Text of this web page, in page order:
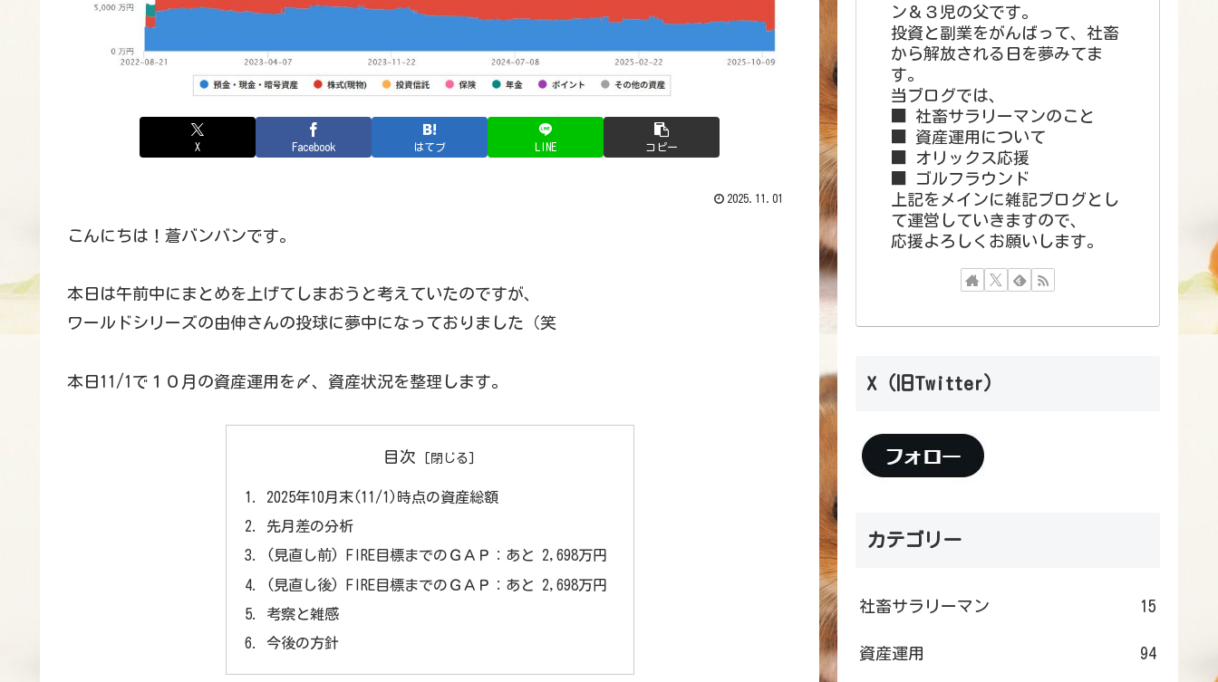
X Facebook はてブ LINE コピー
2025.11.01
こんにちは！蒼バンバンです。
本日は午前中にまとめを上げてしまおうと考えていたのですが、
ワールドシリーズの由伸さんの投球に夢中になっておりました（笑
本日11/1で１０月の資産運用を〆、資産状況を整理します。
目次
2025年10月末(11/1)時点の資産総額
先月差の分析
(見直し前) FIRE目標までのＧＡＰ：あと 2,698万円
(見直し後) FIRE目標までのＧＡＰ：あと 2,698万円
考察と雑感
今後の方針
ン＆３児の父です。
投資と副業をがんばって、社畜
から解放される日を夢みてま
す。
当ブログでは、
■ 社畜サラリーマンのこと
■ 資産運用について
■ オリックス応援
■ ゴルフラウンド
上記をメインに雑記ブログとし
て運営していきますので、
応援よろしくお願いします。
X（旧Twitter）
カテゴリー
社畜サラリーマン 15
資産運用 94